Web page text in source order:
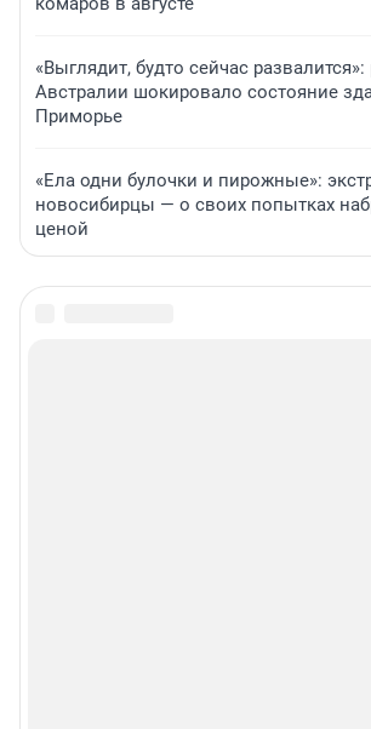
«Выглядит, будто сейчас развалится»:
Австралии шокировало состояние
Приморье
«Ела одни булочки и пирожные»:
новосибирцы — о своих попытках
ценой